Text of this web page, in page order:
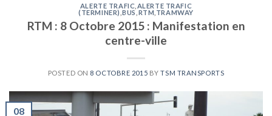
ALERTE TRAFIC ALERTE TRAFIC
(TERMINER) ,BUS RTM TRAMWAY
RTM : 8 Octobre 2015 : Manifestation en
centre-ville
POSTED ON 8 OCTOBRE 2015 BYTSM TRANSPORTS
08